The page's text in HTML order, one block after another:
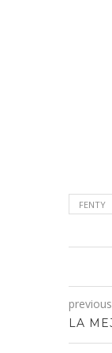
FENTY
LA